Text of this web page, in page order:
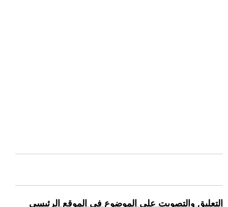
التعليق والتصويت على الموضوع في الموقع الرئيسي